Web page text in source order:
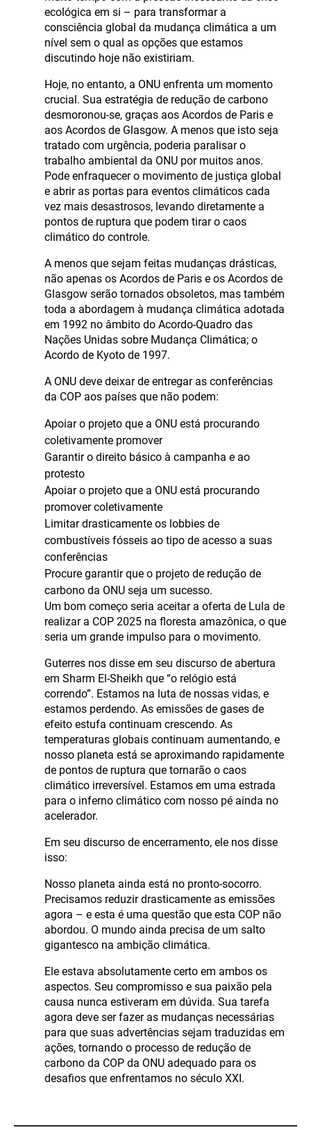
ecológica em si – para transformar a
consciência global da mudança climática a um
nível sem o qual as opções que estamos
discutindo hoje não existiriam.
Hoje, no entanto, a ONU enfrenta um momento
crucial. Sua estratégia de redução de carbono
desmoronou-se, graças aos Acordos de Paris e
aos Acordos de Glasgow. A menos que isto seja
tratado com urgência, poderia paralisar o
trabalho ambiental da ONU por muitos anos.
Pode enfraquecer o movimento de justiça global
e abrir as portas para eventos climáticos cada
vez mais desastrosos, levando diretamente a
pontos de ruptura que podem tirar o caos
climático do controle.
A menos que sejam feitas mudanças drásticas,
não apenas os Acordos de Paris e os Acordos de
Glasgow serão tornados obsoletos, mas também
toda a abordagem à mudança climática adotada
em 1992 no âmbito do Acordo-Quadro das
Nações Unidas sobre Mudança Climática; o
Acordo de Kyoto de 1997.
A ONU deve deixar de entregar as conferências
da COP aos países que não podem:
Apoiar o projeto que a ONU está procurando
coletivamente promover
Garantir o direito básico à campanha e ao
protesto
Apoiar o projeto que a ONU está procurando
promover coletivamente
Limitar drasticamente os lobbies de
combustíveis fósseis ao tipo de acesso a suas
conferências
Procure garantir que o projeto de redução de
carbono da ONU seja um sucesso.
Um bom começo seria aceitar a oferta de Lula de
realizar a COP 2025 na floresta amazônica, o que
seria um grande impulso para o movimento.
Guterres nos disse em seu discurso de abertura
em Sharm El-Sheikh que “o relógio está
correndo”. Estamos na luta de nossas vidas, e
estamos perdendo. As emissões de gases de
efeito estufa continuam crescendo. As
temperaturas globais continuam aumentando, e
nosso planeta está se aproximando rapidamente
de pontos de ruptura que tornarão o caos
climático irreversível. Estamos em uma estrada
para o inferno climático com nosso pé ainda no
acelerador.
Em seu discurso de encerramento, ele nos disse
isso:
Nosso planeta ainda está no pronto-socorro.
Precisamos reduzir drasticamente as emissões
agora – e esta é uma questão que esta COP não
abordou. O mundo ainda precisa de um salto
gigantesco na ambição climática.
Ele estava absolutamente certo em ambos os
aspectos. Seu compromisso e sua paixão pela
causa nunca estiveram em dúvida. Sua tarefa
agora deve ser fazer as mudanças necessárias
para que suas advertências sejam traduzidas em
ações, tornando o processo de redução de
carbono da COP da ONU adequado para os
desafios que enfrentamos no século XXI.